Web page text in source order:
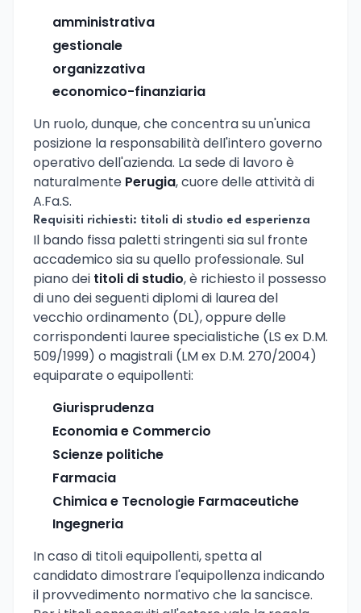
amministrativa
gestionale
organizzativa
economico-finanziaria
Un ruolo, dunque, che concentra su un'unica
posizione la responsabilità dell'intero governo
operativo dell'azienda. La sede di lavoro è
naturalmente Perugia, cuore delle attività di
A.Fa.S.
Requisiti richiesti: titoli di studio ed esperienza
Il bando fissa paletti stringenti sia sul fronte
accademico sia su quello professionale. Sul
piano dei titoli di studio, è richiesto il possesso
di uno dei seguenti diplomi di laurea del
vecchio ordinamento (DL), oppure delle
corrispondenti lauree specialistiche (LS ex D.M.
509/1999) o magistrali (LM ex D.M. 270/2004)
equiparate o equipollenti:
Giurisprudenza
Economia e Commercio
Scienze politiche
Farmacia
Chimica e Tecnologie Farmaceutiche
Ingegneria
In caso di titoli equipollenti, spetta al
candidato dimostrare l'equipollenza indicando
il provvedimento normativo che la sancisce.